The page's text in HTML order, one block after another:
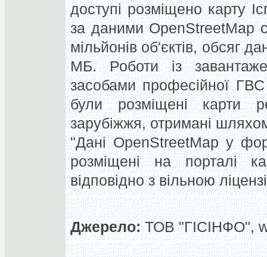
доступі розміщено карту
за даними OpenStreetMap
мільйонів об'єктів, обсяг
МБ. Роботи
із
засобами професійної
були розміщені
карти
зарубіжжя, отримані
"Дані OpenStreetMap у
розміщені на
порталі
відповідно з вільною
Джерело: ТОВ "ГІСІНФО",